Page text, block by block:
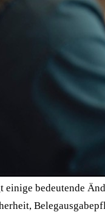
einige bedeutende